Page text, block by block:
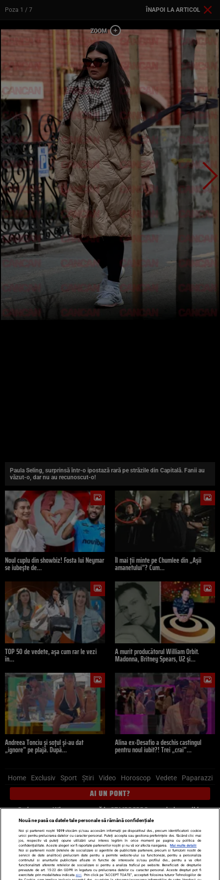
Poza 1 / 7 ÎNAPOI LA ARTICOL
Paula Seling, surprinsă într-o ipostază rară pe străzile din Capitală. Fanii au
văzut-o, dar nu au recunoscut-o!
Noul cuplu din showbiz! Fosta lui Neymar
se iubește de…
Îl mai ții minte pe Chumlee din „Așii
amanetului”? Cum…
TOP 50 de vedete, așa cum rar le vezi
în…
A murit producătorul William Orbit.
Madonna, Britney Spears, U2 și…
Andreea Tonciu și soțul și-au dat
„ignore” pe plajă. După…
Alina ex-Desafio a deschis castingul
pentru noul iubit?! Trei „crai”…
Home Exclusiv Sport Știri Video Horoscop Vedete Paparazzi
AI UN PONT?
Scrie-ne pe Whatsapp, sună la 0741226226 sau trimite mail la
pont@cancan.ro
Știri interne Știri externe
Politică
Ultimele stiri
Diete Insula Iubirii Dictionar de vise
LIFE STYLE
Horoscop
Nouă ne pasă ca datele tale personale să rămână confidențiale
Noi și partenerii noștri 1019stocăm și/sau accesăm informații pe dispozitivul dvs., precum identificatorii cookie
unici pentru prelucrarea datelor cu caracter personal. Puteți accepta sau gestiona preferințele dvs. făcând clic mai
jos, respectiv vă puteți opune utilizării unui interes legitim în orice moment pe pagina cu politica de
confidențialitate. Aceste alegeri vor fi raportate partenerilor noștri și nu vă vor afecta navigarea.
Mai multe detalii
Noi si partenerii nostri (retelele de socializare si agentiile de publicitate partenere, precum si furnizorii nostri de
servicii de date analitice) prelucram date pentru a permite website-ului sa functioneze, pentru a personaliza
continutul si anunturile publicitare afisate in functie de interesele si/sau profilul dvs., pentru a va oferi
functionalitati aferente retelelor de socializare si pentru a analiza traficul pe website. Beneficiati de drepturile
prevazute de art. 15-22 din GDPR in legatura cu prelucrarea datelor cu caracter personal. Aceste drepturi pot fi
exercitate prin modalitatea indicataaici . Prin click pe “ACCEPT TOATE”, acceptati folosirea tuturor Tehnologiilor de